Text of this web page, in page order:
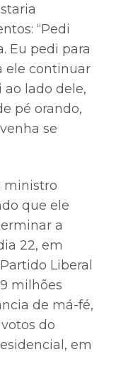
“Pedi
Eu pedi para
ele continuar
lado dele,
pé orando,
se
ministro
que ele
a
22, em
Liberal
milhões
de má-fé,
do
em